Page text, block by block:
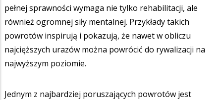
pełnej sprawności wymaga nie tylko rehabilitacji, ale
również ogromnej siły mentalnej. Przykłady takich
powrotów inspirują i pokazują, że nawet w obliczu
najcięższych urazów można powrócić do rywalizacji na
najwyższym poziomie.
Jednym z najbardziej poruszających powrotów jest